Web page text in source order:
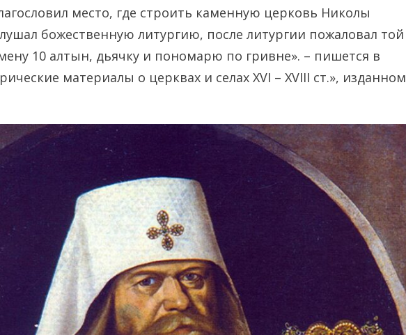
место, где строить каменную церковь Николы
божественную литургию, после литургии пожаловал той
10 алтын, дьячку и пономарю по гривне». – пишется в
материалы о церквах и селах XVI – XVIII ст.», изданном